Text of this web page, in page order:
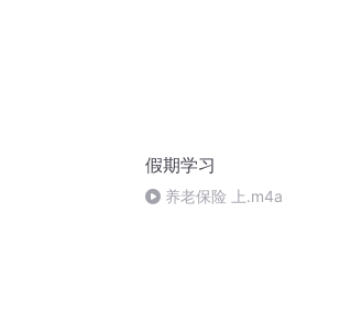
假期学习
养老保险 上.m4a